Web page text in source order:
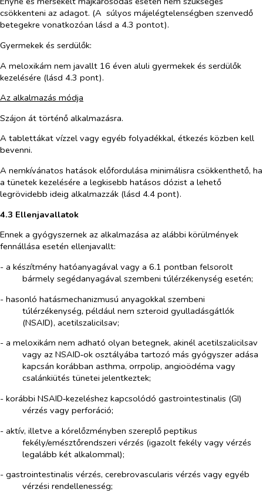
csökkenteni az adagot. (A súlyos májelégtelenségben szenvedő
betegekre vonatkozóan lásd a 4.3 pontot).
Gyermekek és serdülők:
A meloxikám nem javallt 16 éven aluli gyermekek és serdülők
kezelésére (lásd 4.3 pont).
Az alkalmazás módja
Szájon át történő alkalmazásra.
A tablettákat vízzel vagy egyéb folyadékkal, étkezés közben kell
bevenni.
A nemkívánatos hatások előfordulása minimálisra csökkenthető, ha
a tünetek kezelésére a legkisebb hatásos dózist a lehető
legrövidebb ideig alkalmazzák (lásd 4.4 pont).
4.3 Ellenjavallatok
Ennek a gyógyszernek az alkalmazása az alábbi körülmények
fennállása esetén ellenjavallt:
- a készítmény hatóanyagával vagy a 6.1 pontban felsorolt
bármely segédanyagával szembeni túlérzékenység esetén;
- hasonló hatásmechanizmusú anyagokkal szembeni
túlérzékenység, például nem szteroid gyulladásgátlók
(NSAID), acetilszalicilsav;
- a meloxikám nem adható olyan betegnek, akinél acetilszalicilsav
vagy az NSAID‑ok osztályába tartozó más gyógyszer adása
kapcsán korábban asthma, orrpolip, angioödéma vagy
csalánkiütés tünetei jelentkeztek;
- korábbi NSAID‑kezeléshez kapcsolódó gastrointestinalis (GI)
vérzés vagy perforáció;
- aktív, illetve a kórelőzményben szereplő peptikus
fekély/emésztőrendszeri vérzés (igazolt fekély vagy vérzés
legalább két alkalommal);
- gastrointestinalis vérzés, cerebrovascularis vérzés vagy egyéb
vérzési rendellenesség;